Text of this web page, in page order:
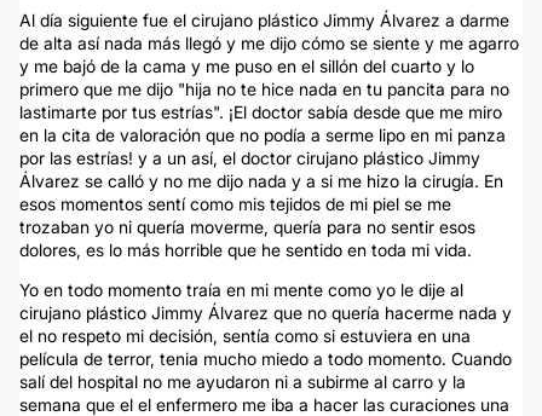
Al día siguiente fue el cirujano plástico Jimmy Álvarez a darme
de alta así nada más llegó y me dijo cómo se siente y me agarro
y me bajó de la cama y me puso en el sillón del cuarto y lo
primero que me dijo "hija no te hice nada en tu pancita para no
lastimarte por tus estrías". ¡El doctor sabía desde que me miro
en la cita de valoración que no podía a serme lipo en mi panza
por las estrías! y a un así, el doctor cirujano plástico Jimmy
Álvarez se calló y no me dijo nada y a si me hizo la cirugía. En
esos momentos sentí como mis tejidos de mi piel se me
trozaban yo ni quería moverme, quería para no sentir esos
dolores, es lo más horrible que he sentido en toda mi vida.
Yo en todo momento traía en mi mente como yo le dije al
cirujano plástico Jimmy Álvarez que no quería hacerme nada y
el no respeto mi decisión, sentía como si estuviera en una
película de terror, tenia mucho miedo a todo momento. Cuando
salí del hospital no me ayudaron ni a subirme al carro y la
semana que el el enfermero me iba a hacer las curaciones una